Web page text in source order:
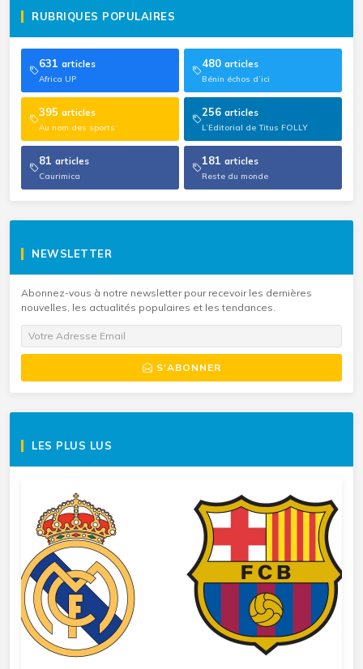
RUBRIQUES POPULAIRES
631 articles
Africa UP
480 articles
Bénin échos d’ici
395 articles
Au nom des sports
256 articles
L’Editorial de Titus FOLLY
81 articles
Caurimica
181 articles
Reste du monde
NEWSLETTER
Abonnez-vous à notre newsletter pour recevoir les dernières
nouvelles, les actualités populaires et les tendances.
S'ABONNER
LES PLUS LUS